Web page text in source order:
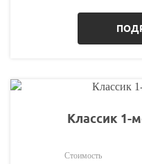
Классик 1-
Стоимость